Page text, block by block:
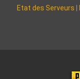
Etat des Serveurs